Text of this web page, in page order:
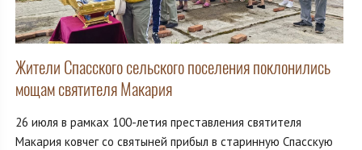
Жители Спасского сельского поселения поклонились
мощам святителя Макария
26 июля в рамках 100-летия преставления святителя
Макария ковчег со святыней прибыл в старинную Спасскую